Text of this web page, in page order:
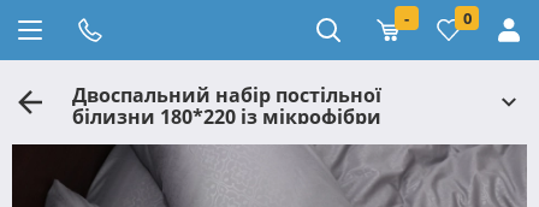
- 0
Двоспальний набір постільної
білизни 180*220 із мікрофібри
№201700 Черешенка™